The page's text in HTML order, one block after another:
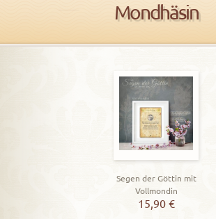
Mondhäsin
Segen der Göttin mit
Vollmondin
15,90 €